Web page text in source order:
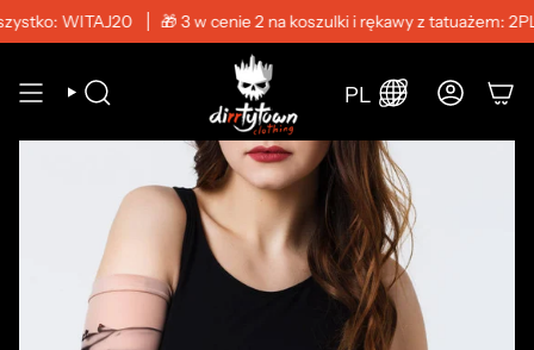
Przejdź
do
WITAJ20 🎁 3 w cenie 2 na koszulki i rękawy z tatuażem:
SZUKAJ PL KONTO